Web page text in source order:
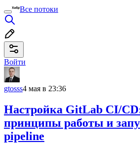
Все потоки
Войти
gtosss4 мая в 23:36
Настройка GitLab CI/
принципы работы и
pipeline